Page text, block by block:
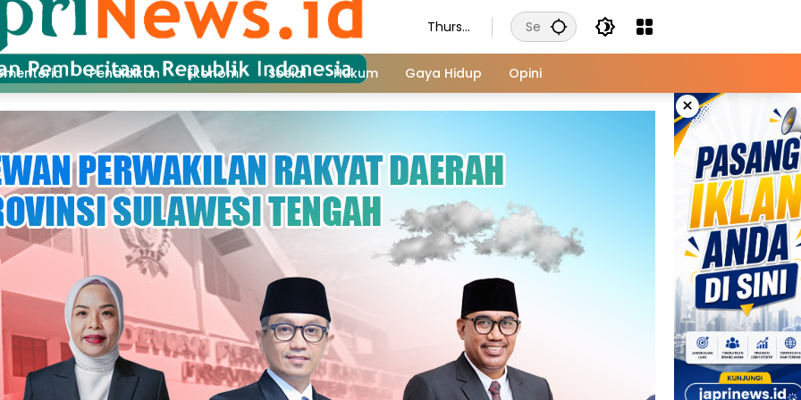
Thursd
August
6, 2026
Pendidikan Ekonomi Sosial Hukum Gaya Hidup Opini
×